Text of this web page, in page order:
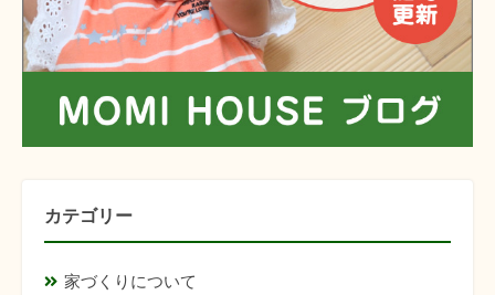
カテゴリー
家づくりについて